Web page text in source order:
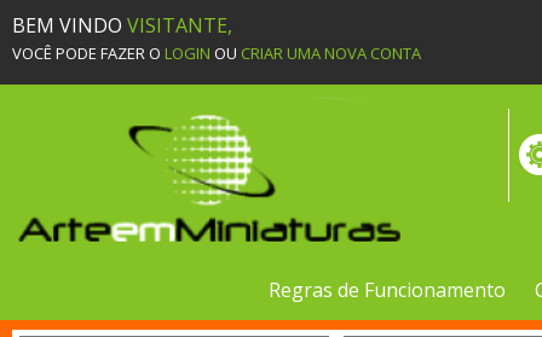
BEM VINDO VISITANTE,
VOCÊ PODE FAZER O LOGIN OU CRIAR UMA NOVA CONTA
Regras de Funcionamento